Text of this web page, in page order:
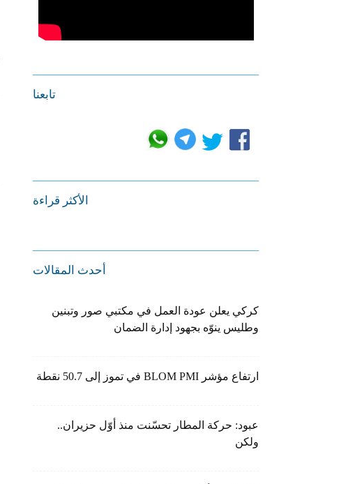
تابعنا
الأكثر قراءة
أحدث المقالات
كركي يعلن عودة العمل في مكتبي صور وتبنين
وطليس ينوّه بجهود إدارة الضمان
ارتفاع مؤشر BLOM PMI في تموز إلى 50.7 نقطة
عبود: حركة المطار تحسّنت منذ أوّل حزيران..
ولكن